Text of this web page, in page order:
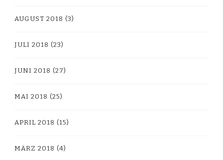
AUGUST 2018 (3)
JULI 2018 (23)
JUNI 2018 (27)
MAI 2018 (25)
APRIL 2018 (15)
MÄRZ 2018 (4)